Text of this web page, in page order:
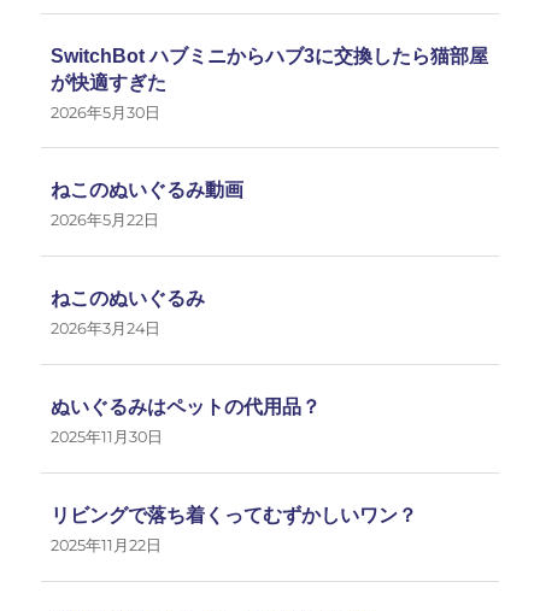
SwitchBot ハブミニからハブ3に交換したら猫部屋
が快適すぎた
2026年5月30日
ねこのぬいぐるみ動画
2026年5月22日
ねこのぬいぐるみ
2026年3月24日
ぬいぐるみはペットの代用品？
2025年11月30日
リビングで落ち着くってむずかしいワン？
2025年11月22日